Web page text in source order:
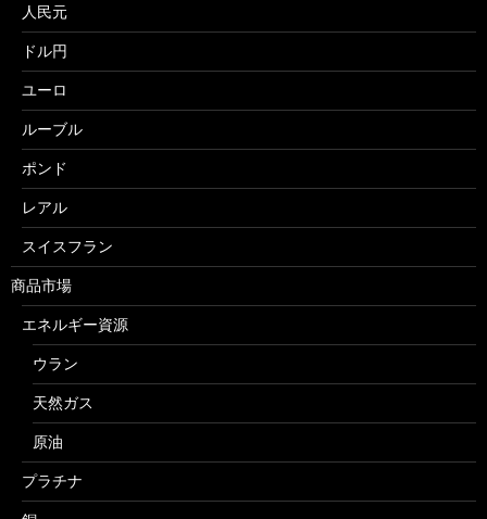
人民元
ドル円
ユーロ
ルーブル
ポンド
レアル
スイスフラン
商品市場
エネルギー資源
ウラン
天然ガス
原油
プラチナ